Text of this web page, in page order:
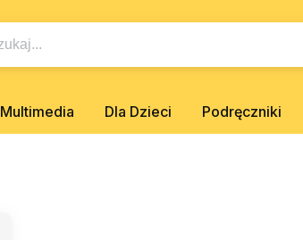
Multimedia Dla Dzieci Podręczniki